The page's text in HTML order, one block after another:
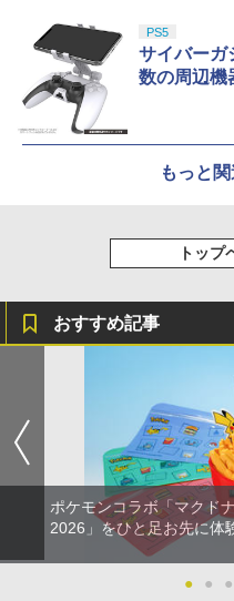
PS5
サイバーガ
数の周辺機
もっと
トップ
おすすめ記事
ポケモンコラボ「マクド
2026」をひと足お先に体
● ● ●